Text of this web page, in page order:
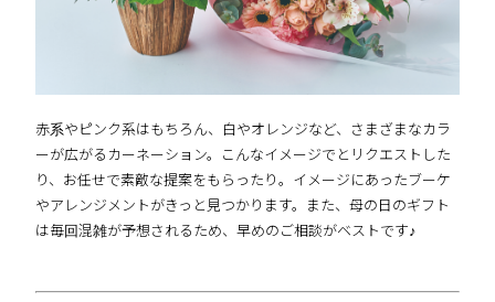
赤系やピンク系はもちろん、白やオレンジなど、さまざまなカラ
ーが広がるカーネーション。こんなイメージでとリクエストした
り、お任せで素敵な提案をもらったり。イメージにあったブーケ
やアレンジメントがきっと見つかります。また、母の日のギフト
は毎回混雑が予想されるため、早めのご相談がベストです♪